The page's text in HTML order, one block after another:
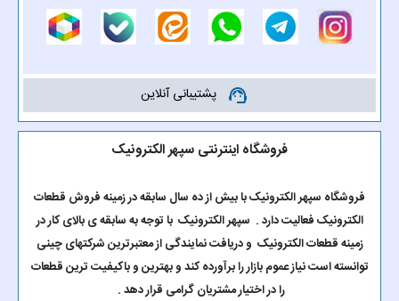
support_agent پشتیبانی آنلاین
فروشگاه اینترنتی سپهر الکترونیک
فروشگاه سپهر الکترونیک با بیش از ده سال سابقه در زمینه فروش قطعات
الکترونیک فعالیت دارد . سپهر الکترونیک با توجه به سابقه ی بالای کار در
زمینه قطعات الکترونیک و دریافت نمایندگی از معتبرترین شرکتهای چینی
توانسته است نیاز عموم بازار را برآورده کند و بهترین و باکیفیت ترین قطعات
را در اختیار مشتریان گرامی قرار دهد .